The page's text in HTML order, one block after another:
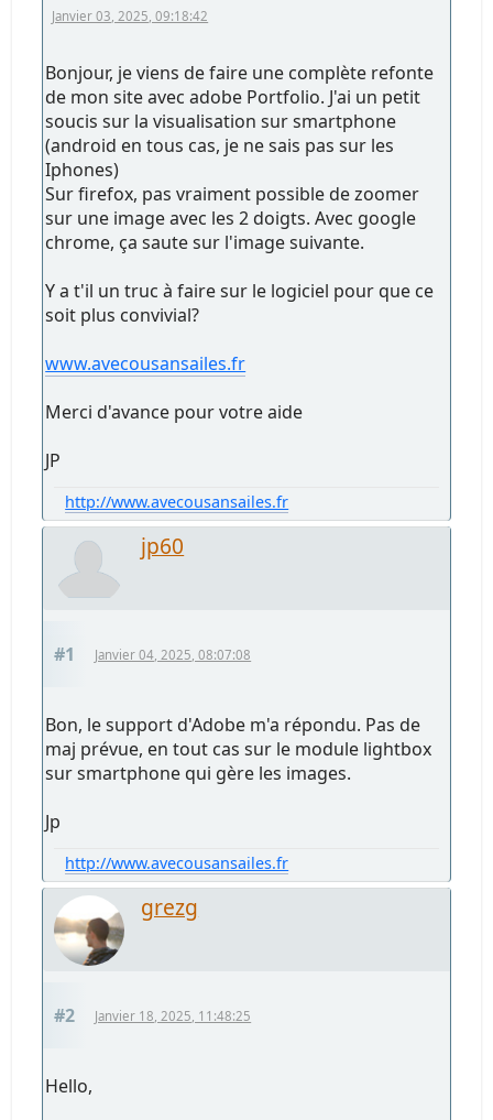
Janvier 03, 2025, 09:18:42
Bonjour, je viens de faire une complète refonte
de mon site avec adobe Portfolio. J'ai un petit
soucis sur la visualisation sur smartphone
(android en tous cas, je ne sais pas sur les
Iphones)
Sur firefox, pas vraiment possible de zoomer
sur une image avec les 2 doigts. Avec google
chrome, ça saute sur l'image suivante.
Y a t'il un truc à faire sur le logiciel pour que ce
soit plus convivial?
www.avecousansailes.fr
Merci d'avance pour votre aide
JP
http://www.avecousansailes.fr
jp60
#1 Janvier 04, 2025, 08:07:08
Bon, le support d'Adobe m'a répondu. Pas de
maj prévue, en tout cas sur le module lightbox
sur smartphone qui gère les images.
Jp
http://www.avecousansailes.fr
grezg
#2 Janvier 18, 2025, 11:48:25
Hello,